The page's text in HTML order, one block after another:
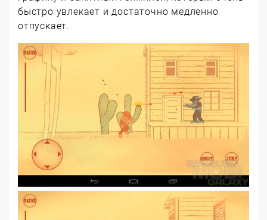
быстро увлекает и достаточно медленно
отпускает.